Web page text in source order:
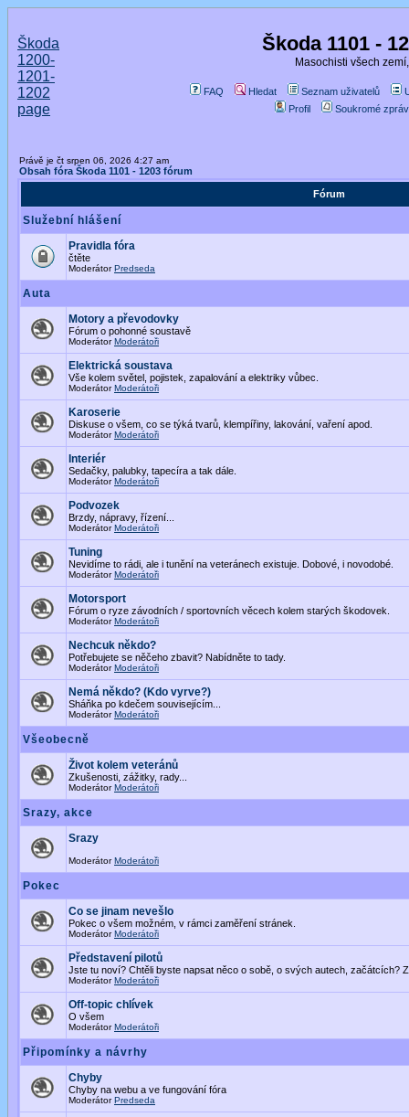
Škoda
1200-
1201-
1202
page
Škoda 1101 -
Masochisti všech
FAQ Hledat Seznam uživatelů
Profil
Soukromé
Právě je čt srpen 06, 2026 4:27 am
Obsah fóra Škoda 1101 - 1203 fórum
Fórum
Služební hlášení
Pravidla fóra
čtěte
ModerátorPredseda
Auta
Motory a převodovky
Fórum o pohonné soustavě
ModerátorModerátoři
Elektrická soustava
Vše kolem světel, pojistek, zapalování a elektriky vůbec.
ModerátorModerátoři
Karoserie
Diskuse o všem, co se týká tvarů, klempířiny, lakování, vaření apod.
ModerátorModerátoři
Interiér
Sedačky, palubky, tapecíra a tak dále.
ModerátorModerátoři
Podvozek
Brzdy, nápravy, řízení...
ModerátorModerátoři
Tuning
Nevidíme to rádi, ale i tunění na veteránech existuje. Dobové, i novodobé.
ModerátorModerátoři
Motorsport
Fórum o ryze závodních / sportovních věcech kolem starých škodovek.
ModerátorModerátoři
Nechcuk někdo?
Potřebujete se něčeho zbavit? Nabídněte to tady.
ModerátorModerátoři
Nemá někdo? (Kdo vyrve?)
Sháňka po kdečem souvisejícím...
ModerátorModerátoři
Všeobecně
Život kolem veteránů
Zkušenosti, zážitky, rady...
ModerátorModerátoři
Srazy, akce
Srazy
ModerátorModerátoři
Pokec
Co se jinam nevešlo
Pokec o všem možném, v rámci zaměření stránek.
ModerátorModerátoři
Představení pilotů
Jste tu noví? Chtěli byste napsat něco o sobě, o svých autech, začátcích?
ModerátorModerátoři
Off-topic chlívek
O všem
ModerátorModerátoři
Připomínky a návrhy
Chyby
Chyby na webu a ve fungování fóra
ModerátorPredseda